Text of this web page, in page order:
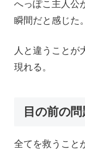
へっぽこ主人公
瞬間だと感じた。
人と違うことが
現れる。
目の前の
全てを救うこと